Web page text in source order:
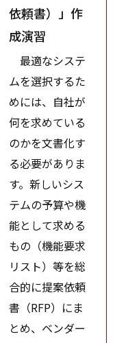
依頼書）」作
成演習
最適なシステ
ムを選択するた
めには、自社が
何を求めている
のかを文書化す
る必要がありま
す。新しいシス
テムの予算や機
能として求める
もの（機能要求
リスト）等を総
合的に提案依頼
書（RFP）にま
とめ、ベンダー